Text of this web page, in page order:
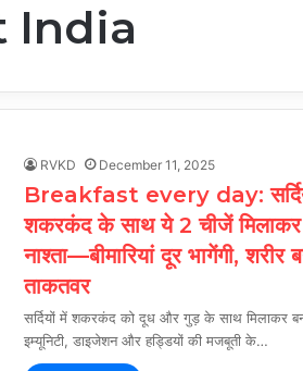
India
RVKD December 11, 2025
Breakfast every day:
शकरकंद के साथ ये 2 चीजें
नाश्ता—बीमारियां दूर भागेंगी, शरीर
ताकतवर
सर्दियों में शकरकंद को दूध और गुड़ के साथ मिलाकर बना
इम्यूनिटी, डाइजेशन और हड्डियों की मजबूती के…